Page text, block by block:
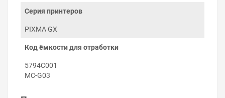
MAXIFY GX4050
Заменить ёмкость отработанных чернил можно
Откройте крышку принтера и найдите ёмкость
отработки.
Отодвиньте контейнер отработки по
Серия принтеров
PIXMA GX
Код ёмкости для отработки
5794C001
MC-G03